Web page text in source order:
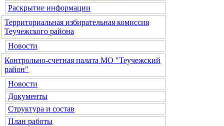
Раскрытие информации
Территориальная избирательная комиссия
Теучежского района
Новости
Контрольно-счетная палата МО "Теучежский
район"
Новости
Документы
Структура и состав
План работы